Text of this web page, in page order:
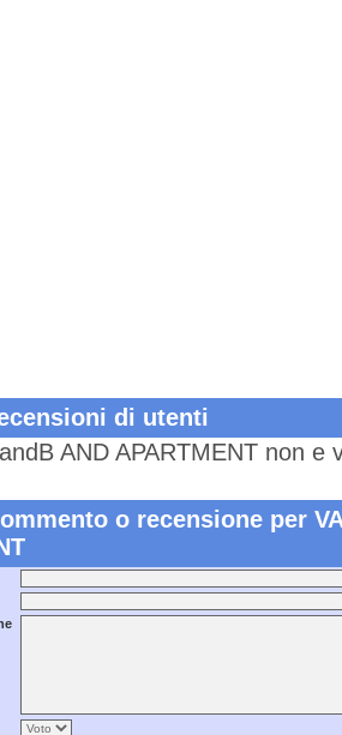
di utenti
AND APARTMENT non e
o recensione per